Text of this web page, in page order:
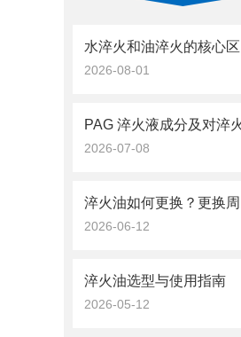
2026-08-01
2026-07-08
2026-06-12
淬火油选型与使用指南
2026-05-12